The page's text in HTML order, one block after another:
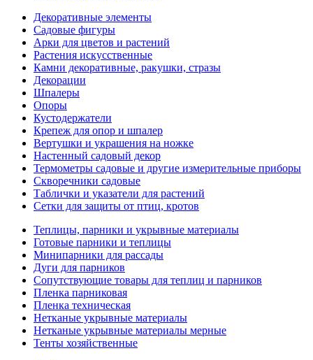
Декоративные элементы
Садовые фигуры
Арки для цветов и растений
Растения искусственные
Камни декоративные, ракушки, стразы
Декорации
Шпалеры
Опоры
Кустодержатели
Крепеж для опор и шпалер
Вертушки и украшения на ножке
Настенный садовый декор
Термометры садовые и другие измерительные приборы
Скворечники садовые
Таблички и указатели для растений
Сетки для защиты от птиц, кротов
Теплицы, парники и укрывные материалы
Готовые парники и теплицы
Минипарники для рассады
Дуги для парников
Сопутствующие товары для теплиц и парников
Пленка парниковая
Пленка техническая
Нетканые укрывные материалы
Нетканые укрывные материалы мерные
Тенты хозяйственные